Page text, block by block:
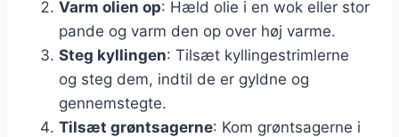
Varm olien op: Hæld olie i en wok eller stor
pande og varm den op over høj varme.
Steg kyllingen: Tilsæt kyllingestrimlerne
og steg dem, indtil de er gyldne og
gennemstegte.
Tilsæt grøntsagerne: Kom grøntsagerne i